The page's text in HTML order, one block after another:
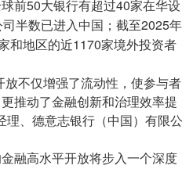
前50大银行有超过40家在华设
半数已进入中国；截至2025年
和地区的近1170家境外投资者
放不仅增强了流动性，使参与者
推动了金融创新和治理效率提
理、德意志银行（中国）有限公
融高水平开放将步入一个深度